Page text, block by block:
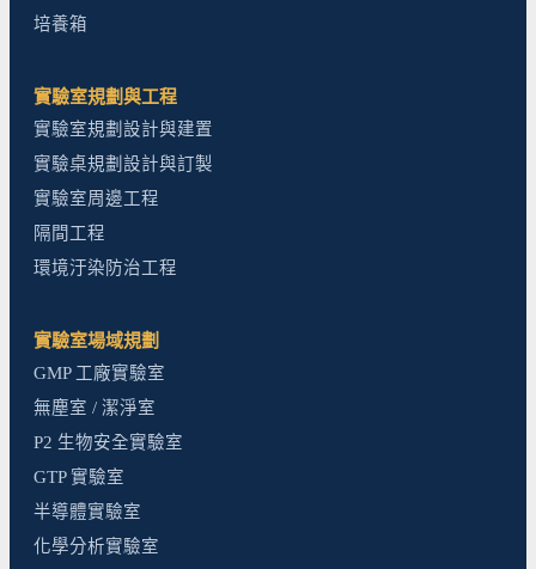
培養箱
實驗室規劃與工程
實驗室規劃設計與建置
實驗桌規劃設計與訂製
實驗室周邊工程
隔間工程
環境汙染防治工程
實驗室場域規劃
GMP 工廠實驗室
無塵室 / 潔淨室
P2 生物安全實驗室
GTP 實驗室
半導體實驗室
化學分析實驗室